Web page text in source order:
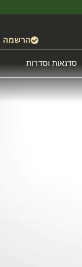
הרשמה
סדנאות וסדרות